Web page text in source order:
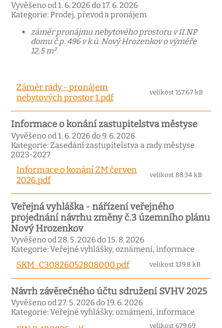
Vyvěšeno od 1. 6. 2026 do 17. 6. 2026
Kategorie: Prodej, převod a pronájem
záměr pronájmu nebytového prostoru v II.NP
domu č.p. 496 v k.ú. Nový Hrozenkov o výměře
12,5 m².
Záměr rady - pronájem
nebytových prostor 1.pdf
velikost 157.67 kB
Informace o konání zastupitelstva městyse
Vyvěšeno od 1. 6. 2026 do 9. 6. 2026
Kategorie: Zasedání zastupitelstva a rady městyse
2023-2027
Informace o konání ZM červen
2026.pdf
velikost 88.34 kB
Veřejná vyhláška - nářízení veřejného
projednání návrhu změny č.3 územního plánu
Nový Hrozenkov
Vyvěšeno od 28. 5. 2026 do 15. 8. 2026
Kategorie: Veřejné vyhlášky, oznámení, informace
SKM_C30826052808000.pdf velikost 139.8 kB
Návrh závěrečného účtu sdružení SVHV 2025
Vyvěšeno od 27. 5. 2026 do 19. 6. 2026
Kategorie: Veřejné vyhlášky, oznámení, informace
velikost 679.69